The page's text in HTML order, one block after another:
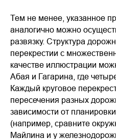
Тем не менее, указанное
аналогично можно
развязку. Структура
перекрестии с
качестве иллюстрации
Абая и Гагарина, где
Каждый круговое
пересечения разных
зависимости от
(например, сравните
Майлина и у